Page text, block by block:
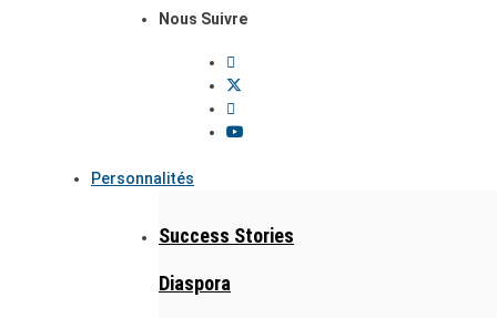
Nous Suivre
Personnalités
Success Stories
Diaspora